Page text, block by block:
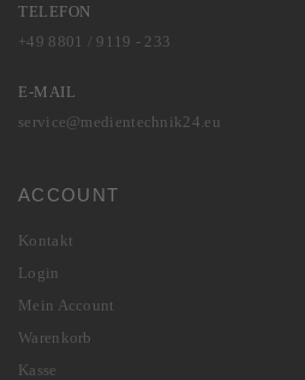
TELEFON
+49 8801 / 9119 - 233
E-MAIL
service@medientechnik24.eu
ACCOUNT
Kontakt
Login
Mein Account
Warenkorb
Kasse